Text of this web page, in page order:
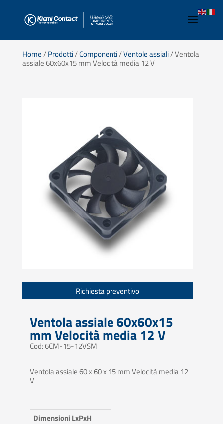
Home/Prodotti/Componenti/Ventole assiali/ Ventola
assiale 60x60x15 mm Velocità media 12 V
Richiesta preventivo
Ventola assiale 60x60x15
mm Velocità media 12 V
Cod: 6CM-15-12VSM
Ventola assiale 60 x 60 x 15 mm Velocità media 12
V
Dimensioni LxPxH